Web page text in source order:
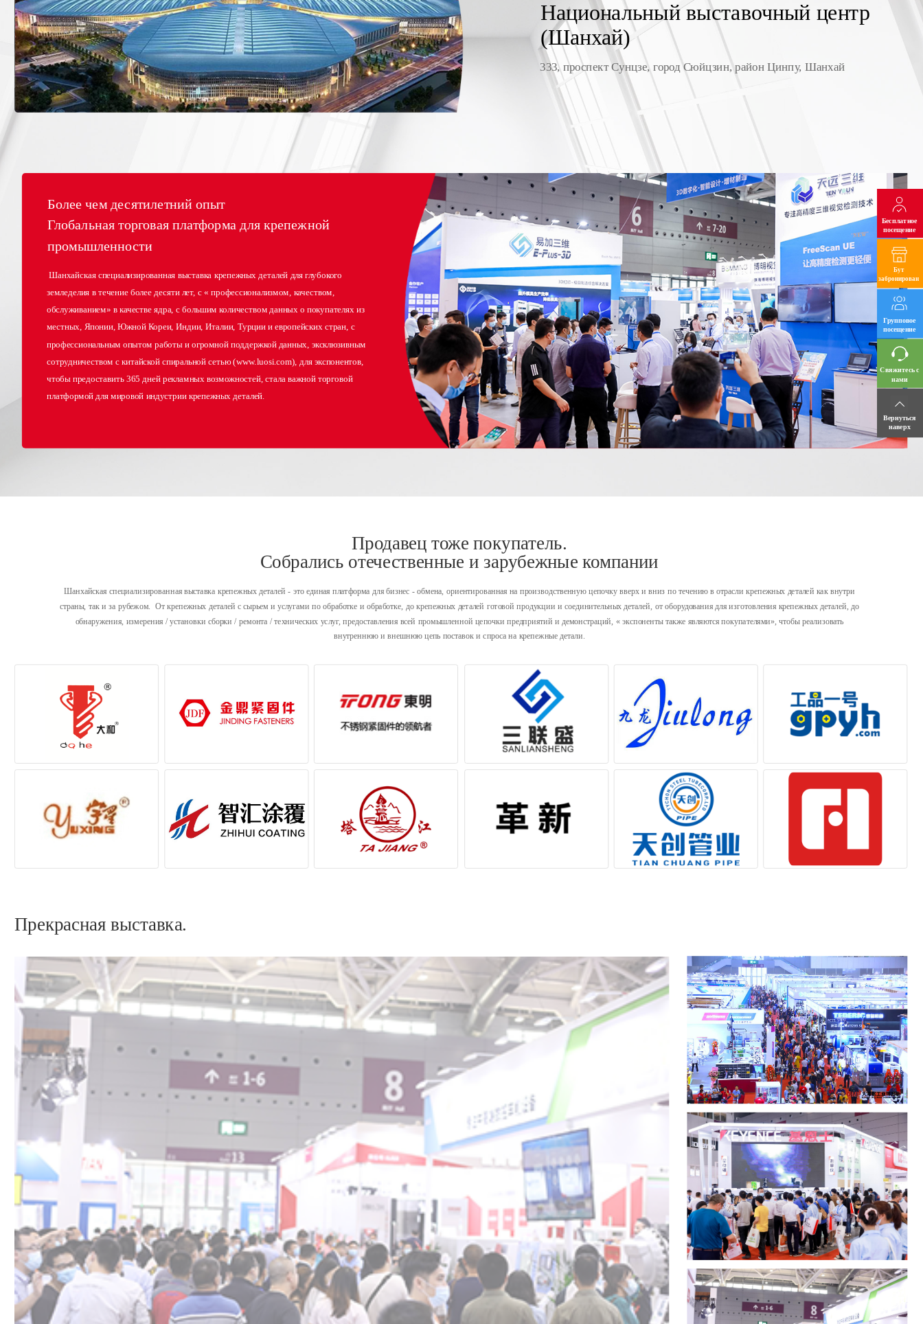
Бесплатное
посещение
Бут
забронирован
Групповое
посещение
Свяжитесь с
нами
Вернуться
наверх
Национальный выставочный центр
(Шанхай)
333, проспект Сунцзе, город Сюйцзин, район Цинпу, Шанхай
Более чем десятилетний опыт
Глобальная торговая платформа для крепежной
промышленности
Шанхайская специализированная выставка крепежных деталей для глубокого
земледелия в течение более десяти лет, с « профессионализмом, качеством,
обслуживанием» в качестве ядра, с большим количеством данных о покупателях из
местных, Японии, Южной Кореи, Индии, Италии, Турции и европейских стран, с
профессиональным опытом работы и огромной поддержкой данных, эксклюзивным
сотрудничеством с китайской спиральной сетью (www.luosi.com), для экспонентов,
чтобы предоставить 365 дней рекламных возможностей, стала важной торговой
платформой для мировой индустрии крепежных деталей.
Продавец тоже покупатель.
Собрались отечественные и зарубежные компании
Шанхайская специализированная выставка крепежных деталей - это единая платформа для бизнес - обмена, ориентированная на производственную цепочку вверх и вниз по течению в отрасли крепежных деталей как внутри
страны, так и за рубежом.  От крепежных деталей с сырьем и услугами по обработке и обработке, до крепежных деталей готовой продукции и соединительных деталей, от оборудования для изготовления крепежных деталей, до
обнаружения, измерения / установки сборки / ремонта / технических услуг, предоставления всей промышленной цепочки предприятий и демонстраций, « экспоненты также являются покупателями», чтобы реализовать
внутреннюю и внешнюю цепь поставок и спроса на крепежные детали.
Прекрасная выставка.